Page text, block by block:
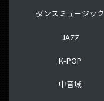
ダンスミュージック
JAZZ
K-POP
中音域